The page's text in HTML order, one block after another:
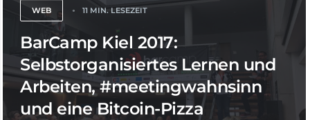
WEB 11 MIN. LESEZEIT
BarCamp Kiel 2017:
Selbstorganisiertes Lernen und
Arbeiten, #meetingwahnsinn
und eine Bitcoin-Pizza